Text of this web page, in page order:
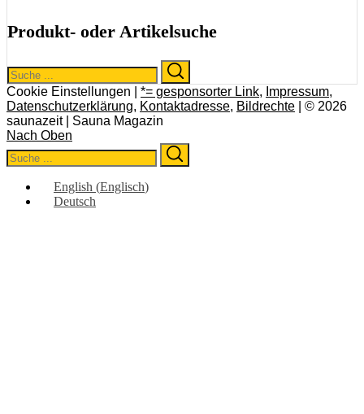
Produkt- oder Artikelsuche
Search
for:
Cookie Einstellungen | *= gesponsorter Link, Impressum,
Datenschutzerklärung, Kontaktadresse, Bildrechte | © 2026
saunazeit | Sauna Magazin
Nach Oben
Search
for:
English (Englisch)
Deutsch